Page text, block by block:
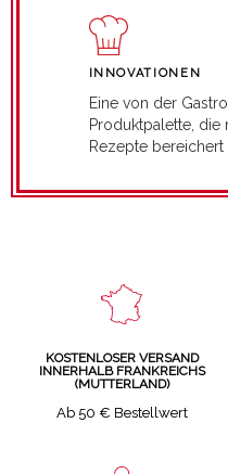
INNOVATIONEN
Eine von der
Produktpalette,
Rezepte bereichert
KOSTENLOSER VERSAND
INNERHALB FRANKREICHS
(MUTTERLAND)
Ab 50 € Bestellwert